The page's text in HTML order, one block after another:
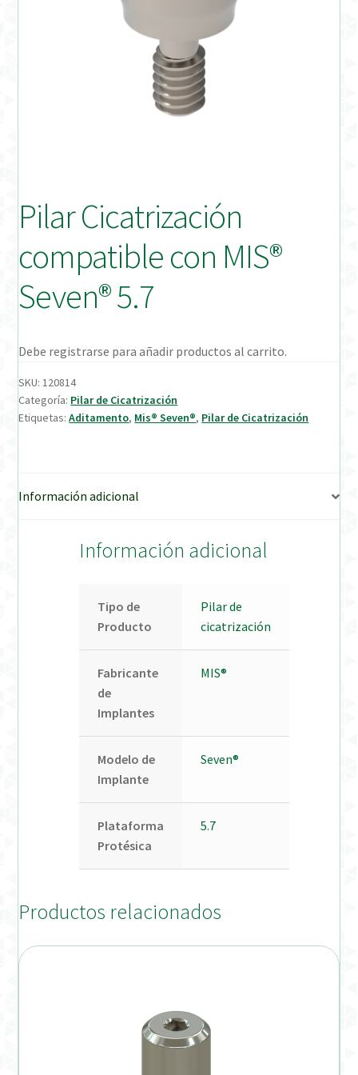
Mi cuenta
On-line Store
Productos Favoritos
Uso previsto
Verification Required
Pilar Cicatrización
compatible con MIS®
Seven® 5.7
Debe registrarse para añadir productos al carrito.
SKU:120814
Categoría: Pilar de Cicatrización
Etiquetas:Aditamento, Mis® Seven®, Pilar de Cicatrización
Información adicional
Información adicional
Tipo de
Producto
Pilar de
cicatrización
Fabricante
de
Implantes
MIS®
Modelo de
Implante
Seven®
Plataforma
Protésica
5.7
Productos relacionados